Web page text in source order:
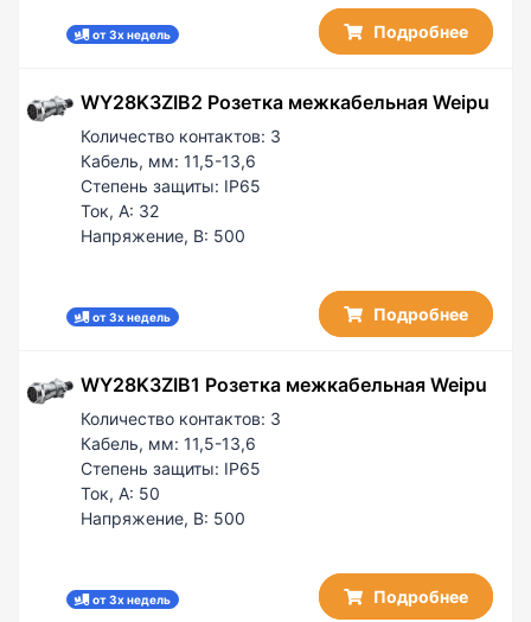
от 3х недель Подробнее
WY28K3ZIB2 Розетка межкабельная Weipu
Количество контактов: 3
Кабель, мм: 11,5-13,6
Степень защиты: IP65
Ток, А: 32
Напряжение, В: 500
от 3х недель Подробнее
WY28K3ZIB1 Розетка межкабельная Weipu
Количество контактов: 3
Кабель, мм: 11,5-13,6
Степень защиты: IP65
Ток, А: 50
Напряжение, В: 500
от 3х недель Подробнее